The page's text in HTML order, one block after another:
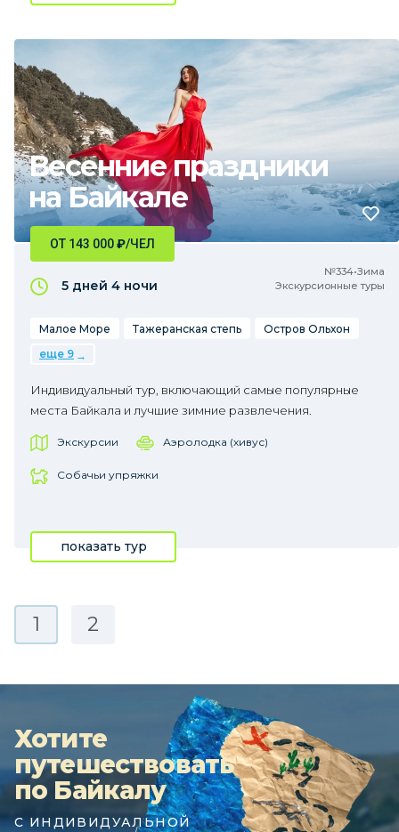
Весенние праздники
на Байкале
№334•Зима
Экскурсионные туры
ОТ 143 000₽/ЧЕЛ
5 дней 4 ночи
Малое Море Тажеранская степь
Остров Ольхон
еще 9
Индивидуальный тур, включающий самые популярные
места Байкала и лучшие зимние развлечения.
Экскурсии Аэролодка (хивус)
Собачьи упряжки
показать тур
1 2
Хотите
путешествовать
по Байкалу
С ИНДИВИДУАЛЬНОЙ